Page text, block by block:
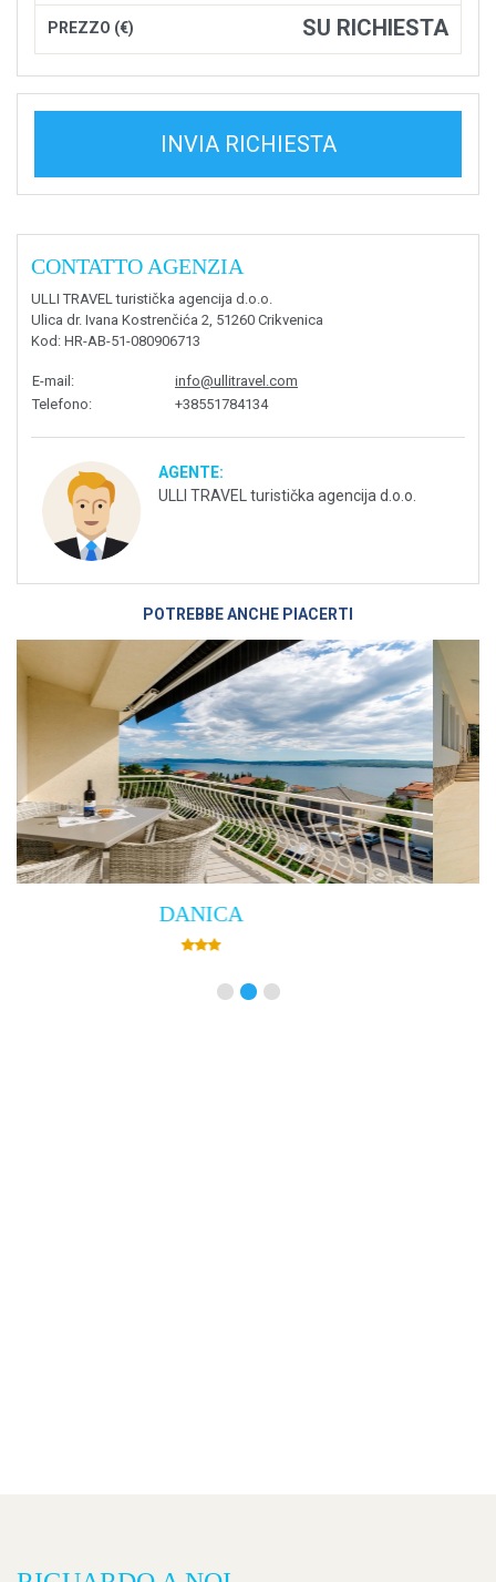
PREZZO (€) SU RICHIESTA
INVIA RICHIESTA
CONTATTO AGENZIA
ULLI TRAVEL turistička agencija d.o.o.
Ulica dr. Ivana Kostrenčića 2, 51260 Crikvenica
Kod: HR-AB-51-080906713
E-mail:
info@ullitravel.com
Telefono: +38551784134
AGENTE:
ULLI TRAVEL turistička agencija d.o.o.
POTREBBE ANCHE PIACERTI
Villa Empress